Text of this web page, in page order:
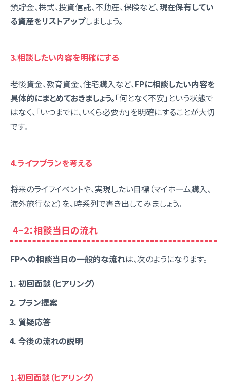
預貯金、株式、投資信託、不動産、保険など、現在保有してい
る資産をリストアップしましょう。
3.相談したい内容を明確にする
老後資金、教育資金、住宅購入など、FPに相談したい内容を
具体的にまとめておきましょう。「何となく不安」という状態で
はなく、「いつまでに、いくら必要か」を明確にすることが大切
です。
4.ライフプランを考える
将来のライフイベントや、実現したい目標（マイホーム購入、
海外旅行など）を、時系列で書き出してみましょう。
4−2：相談当日の流れ
FPへの相談当日の一般的な流れは、次のようになります。
初回面談（ヒアリング）
プラン提案
質疑応答
今後の流れの説明
1.初回面談（ヒアリング）